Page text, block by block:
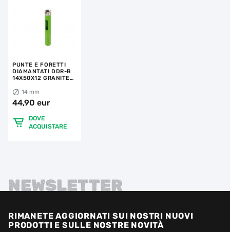
PUNTE E FORETTI
DIAMANTATI DDR-B
14X50X12 GRANITE
14 mm
44,90 eur
DOVE
ACQUISTARE
NEWSLETTER
RIMANETE AGGIORNATI SUI NOSTRI NUOVI
PRODOTTI E SULLE NOSTRE NOVITÀ